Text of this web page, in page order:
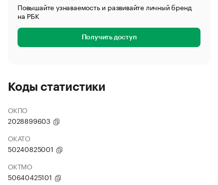
Повышайте узнаваемость и развивайте личный бренд
на РБК
Получить доступ
Коды статистики
ОКПО
2028899603
ОКАТО
50240825001
ОКТМО
50640425101